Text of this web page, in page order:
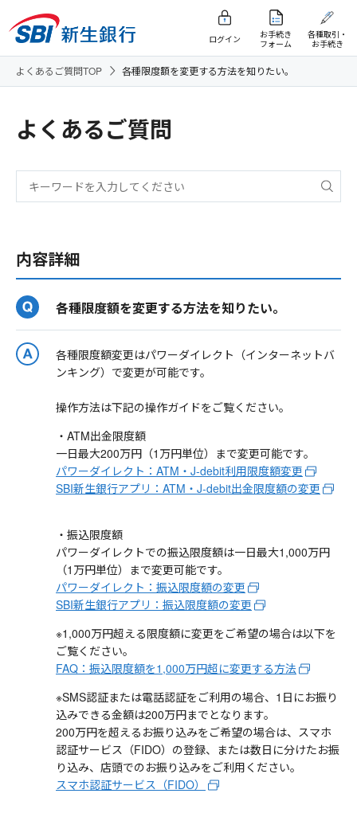
ログイン
お手続き
フォーム
各種取引・
お手続き
よくあるご質問TOP 各種限度額を変更する方法を知りたい。
よくあるご質問
内容詳細
各種限度額を変更する方法を知りたい。
各種限度額変更はパワーダイレクト（インターネットバ
ンキング）で変更が可能です。
操作方法は下記の操作ガイドをご覧ください。
・ATM出金限度額
一日最大200万円（1万円単位）まで変更可能です。
パワーダイレクト：ATM・J-debit利用限度額変更
SBI新生銀行アプリ：ATM・J-debit出金限度額の変更
・振込限度額
パワーダイレクトでの振込限度額は一日最大1,000万円
（1万円単位）まで変更可能です。
パワーダイレクト：振込限度額の変更
SBI新生銀行アプリ：振込限度額の変更
※1,000万円超える限度額に変更をご希望の場合は以下を
ご覧ください。
FAQ：振込限度額を1,000万円超に変更する方法
※SMS認証または電話認証をご利用の場合、1日にお振り
込みできる金額は200万円までとなります。
200万円を超えるお振り込みをご希望の場合は、スマホ
認証サービス（FIDO）の登録、または数日に分けたお振
り込み、店頭でのお振り込みをご利用ください。
スマホ認証サービス（FIDO）